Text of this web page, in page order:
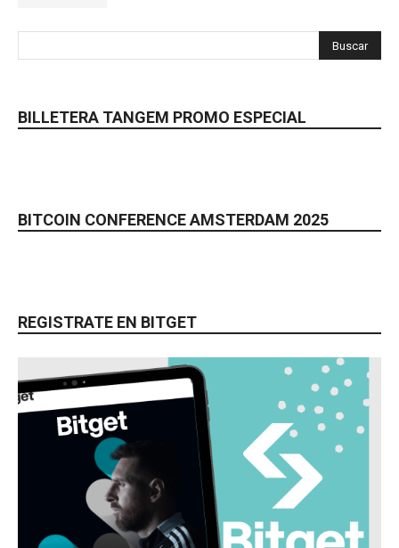
BILLETERA TANGEM PROMO ESPECIAL
BITCOIN CONFERENCE AMSTERDAM 2025
REGISTRATE EN BITGET